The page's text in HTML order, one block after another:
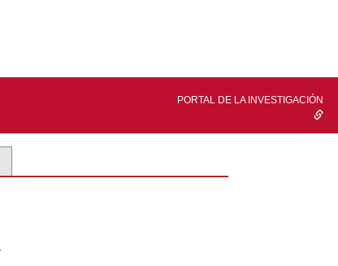
PORTAL DE LA INVESTIGACIÓN